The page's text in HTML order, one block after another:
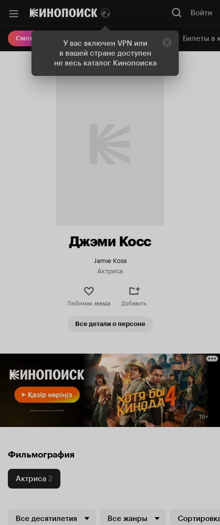
У вас включен VPN или
в вашей стране доступен
не весь каталог Кинопоиска
Войти
Смотреть кино Онлайн-кинотеатр Билеты в
Джэми Косс
Jamie Koss
Актриса
Любимая звезда Добавить
Все детали о персоне
Фильмография
Актриса 2
Все десятилетия Все жанры